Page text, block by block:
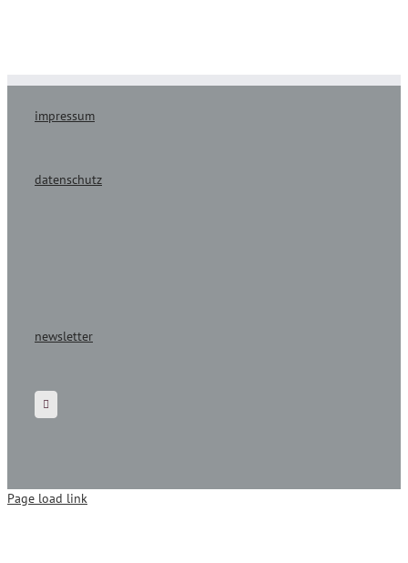
impressum
datenschutz
newsletter
Page load link